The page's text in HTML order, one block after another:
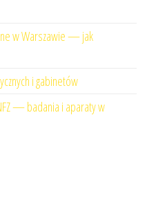
w Warszawie — jak
i gabinetów
— badania i aparaty w